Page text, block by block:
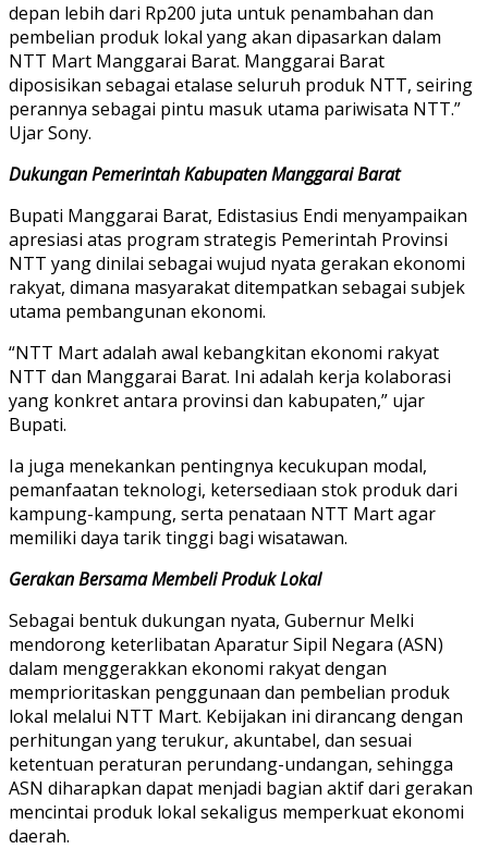
depan lebih dari Rp200 juta untuk penambahan dan
pembelian produk lokal yang akan dipasarkan dalam
NTT Mart Manggarai Barat. Manggarai Barat
diposisikan sebagai etalase seluruh produk NTT, seiring
perannya sebagai pintu masuk utama pariwisata NTT.”
Ujar Sony.
Dukungan Pemerintah Kabupaten Manggarai Barat
Bupati Manggarai Barat, Edistasius Endi menyampaikan
apresiasi atas program strategis Pemerintah Provinsi
NTT yang dinilai sebagai wujud nyata gerakan ekonomi
rakyat, dimana masyarakat ditempatkan sebagai subjek
utama pembangunan ekonomi.
“NTT Mart adalah awal kebangkitan ekonomi rakyat
NTT dan Manggarai Barat. Ini adalah kerja kolaborasi
yang konkret antara provinsi dan kabupaten,” ujar
Bupati.
Ia juga menekankan pentingnya kecukupan modal,
pemanfaatan teknologi, ketersediaan stok produk dari
kampung-kampung, serta penataan NTT Mart agar
memiliki daya tarik tinggi bagi wisatawan.
Gerakan Bersama Membeli Produk Lokal
Sebagai bentuk dukungan nyata, Gubernur Melki
mendorong keterlibatan Aparatur Sipil Negara (ASN)
dalam menggerakkan ekonomi rakyat dengan
memprioritaskan penggunaan dan pembelian produk
lokal melalui NTT Mart. Kebijakan ini dirancang dengan
perhitungan yang terukur, akuntabel, dan sesuai
ketentuan peraturan perundang-undangan, sehingga
ASN diharapkan dapat menjadi bagian aktif dari gerakan
mencintai produk lokal sekaligus memperkuat ekonomi
daerah.